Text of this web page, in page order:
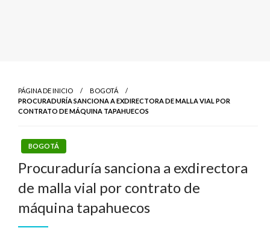
PÁGINA DE INICIO
BOGOTÁ
PROCURADURÍA SANCIONA A EXDIRECTORA DE MALLA VIAL POR
CONTRATO DE MÁQUINA TAPAHUECOS
BOGOTÁ
Procuraduría sanciona a exdirectora
de malla vial por contrato de
máquina tapahuecos